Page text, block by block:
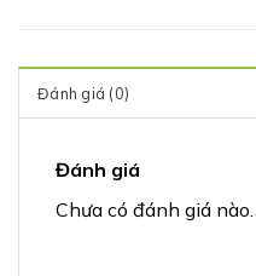
Đánh giá (0)
Đánh giá
Chưa có đánh giá nào.